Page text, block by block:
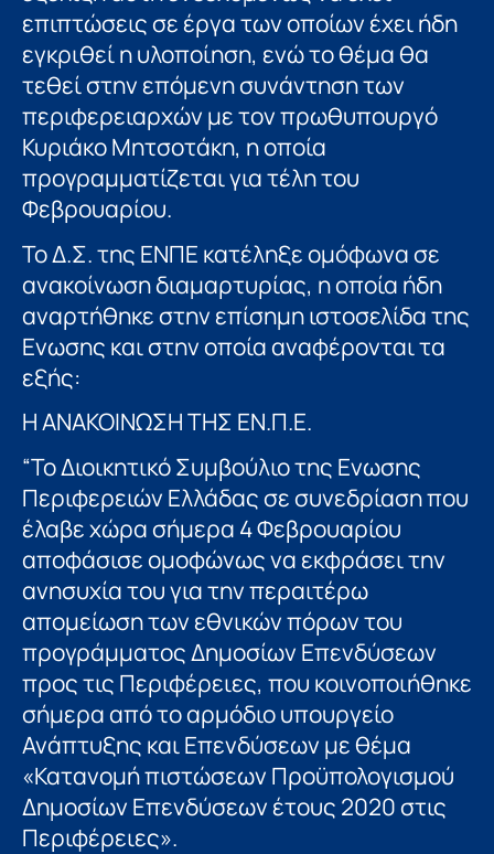
επιπτώσεις σε έργα των οποίων έχει ήδη
εγκριθεί η υλοποίηση, ενώ το θέμα θα
τεθεί στην επόμενη συνάντηση των
περιφερειαρχών με τον πρωθυπουργό
Κυριάκο Μητσοτάκη, η οποία
προγραμματίζεται για τέλη του
Φεβρουαρίου.
Το Δ.Σ. της ΕΝΠΕ κατέληξε ομόφωνα σε
ανακοίνωση διαμαρτυρίας, η οποία ήδη
αναρτήθηκε στην επίσημη ιστοσελίδα της
Ενωσης και στην οποία αναφέρονται τα
εξής:
Η ΑΝΑΚΟΙΝΩΣΗ ΤΗΣ ΕΝ.Π.Ε.
“Το Διοικητικό Συμβούλιο της Ενωσης
Περιφερειών Ελλάδας σε συνεδρίαση που
έλαβε χώρα σήμερα 4 Φεβρουαρίου
αποφάσισε ομοφώνως να εκφράσει την
ανησυχία του για την περαιτέρω
απομείωση των εθνικών πόρων του
προγράμματος Δημοσίων Επενδύσεων
προς τις Περιφέρειες, που κοινοποιήθηκε
σήμερα από το αρμόδιο υπουργείο
Ανάπτυξης και Επενδύσεων με θέμα
«Κατανομή πιστώσεων Προϋπολογισμού
Δημοσίων Επενδύσεων έτους 2020 στις
Περιφέρειες».